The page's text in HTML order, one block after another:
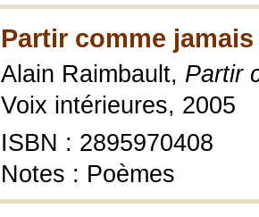
Partir comme jamais
Alain Raimbault, Partir
Voix intérieures, 2005
ISBN : 2895970408
Notes : Poèmes